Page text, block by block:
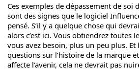
Ces exemples de dépassement de soi
sont des signes que le logiciel
pensé. S’il y a quelque chose qui
alors c’est ici. Vous obtiendrez toutes
vous avez besoin, plus un peu plus.
questions sur l’histoire de la marque
affecte l’avenir, cela ne devrait pas